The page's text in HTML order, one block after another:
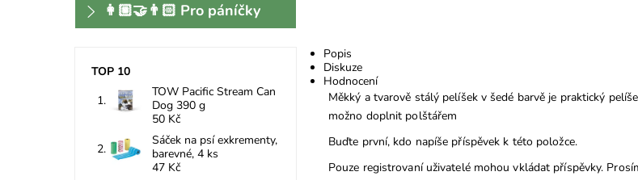
Popis
Diskuze
Hodnocení
Měkký a tvarově stálý pelíšek v šedé barvě je praktický
možno doplnit polštářem
Buďte první, kdo napíše příspěvek k této položce.
Pouze registrovaní uživatelé mohou vkládat příspěvky.
👩🏼‍🤝‍👨🏻 Pro páníčky
TOP 10
TOW Pacific Stream Can
Dog 390 g
50 Kč
Sáček na psí exkrementy,
barevné, 4 ks
47 Kč